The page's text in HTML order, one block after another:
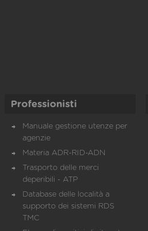
Professionisti
Manuale gestione utenze per
agenzie
Materia ADR-RID-ADN
Trasporto delle merci
deperibili - ATP
Database delle località a
supporto dei sistemi RDS
TMC